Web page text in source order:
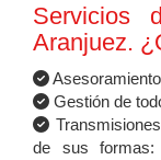
Servicios
Aranjuez.
Gestión de
de sus formas: